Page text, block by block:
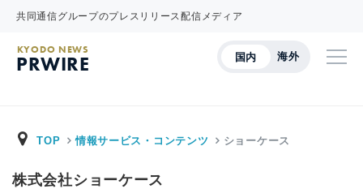
共同通信グループのプレスリリース配信メディア
国内 海外
KYODO NEWS
PRWIRE
TOP 情報サービス・コンテンツ ショーケース
株式会社ショーケース